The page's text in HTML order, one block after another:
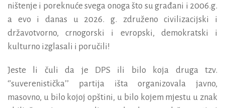
ništenje i poreknuće svega onoga što su građani i 2006.g.
a evo i danas u 2026. g. združeno civilizacijski i
državotvorno, crnogorski i evropski, demokratski i
kulturno izglasali i poručili!
Jeste li čuli da je DPS ili bilo koja druga tzv.
‘’suverenistička’’ partija išta organizovala javno,
masovno, u bilo kojoj opštini, u bilo kojem mjestu u znak